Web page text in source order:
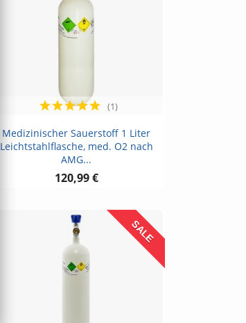
Vorschau
Medizinischer Sauerstoff 1 Liter
Leichtstahlflasche, med. O2 nach
AMG...
120,99 €
(1)
SALE